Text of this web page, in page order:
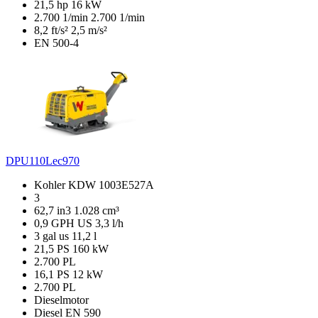
21,5 hp 16 kW
2.700 1/min 2.700 1/min
8,2 ft/s² 2,5 m/s²
EN 500-4
DPU110Lec970
Kohler KDW 1003E527A
3
62,7 in3 1.028 cm³
0,9 GPH US 3,3 l/h
3 gal us 11,2 l
21,5 PS 160 kW
2.700 PL
16,1 PS 12 kW
2.700 PL
Dieselmotor
Diesel EN 590